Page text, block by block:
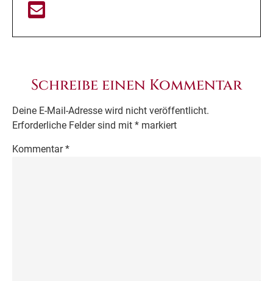
Schreibe einen Kommentar
Deine E-Mail-Adresse wird nicht veröffentlicht.
Erforderliche Felder sind mit * markiert
Kommentar*